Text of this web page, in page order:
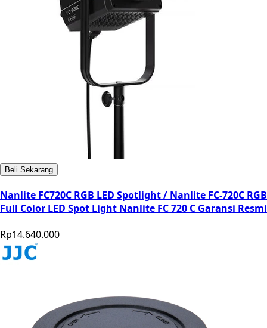
Beli Sekarang
Nanlite FC720C RGB LED Spotlight / Nanlite FC-720C RGB
Full Color LED Spot Light Nanlite FC 720 C Garansi Resmi
Rp14.640.000